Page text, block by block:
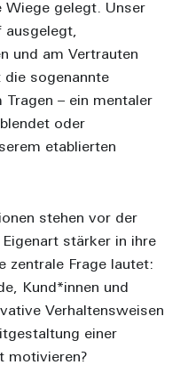
Wiege gelegt. Unser
ausgelegt,
und am Vertrauten
sogenannte
Tragen – ein mentaler
oder
etablierten
stehen vor der
stärker in ihre
zentrale Frage lautet:
Kund*innen und
Verhaltensweisen
einer
motivieren?